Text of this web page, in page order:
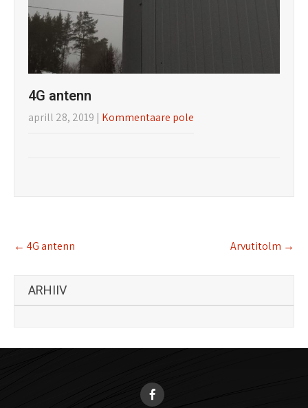
4G antenn
aprill 28, 2019 | Kommentaare pole
navigation
← 4G antenn Arvutitolm →
ARHIIV